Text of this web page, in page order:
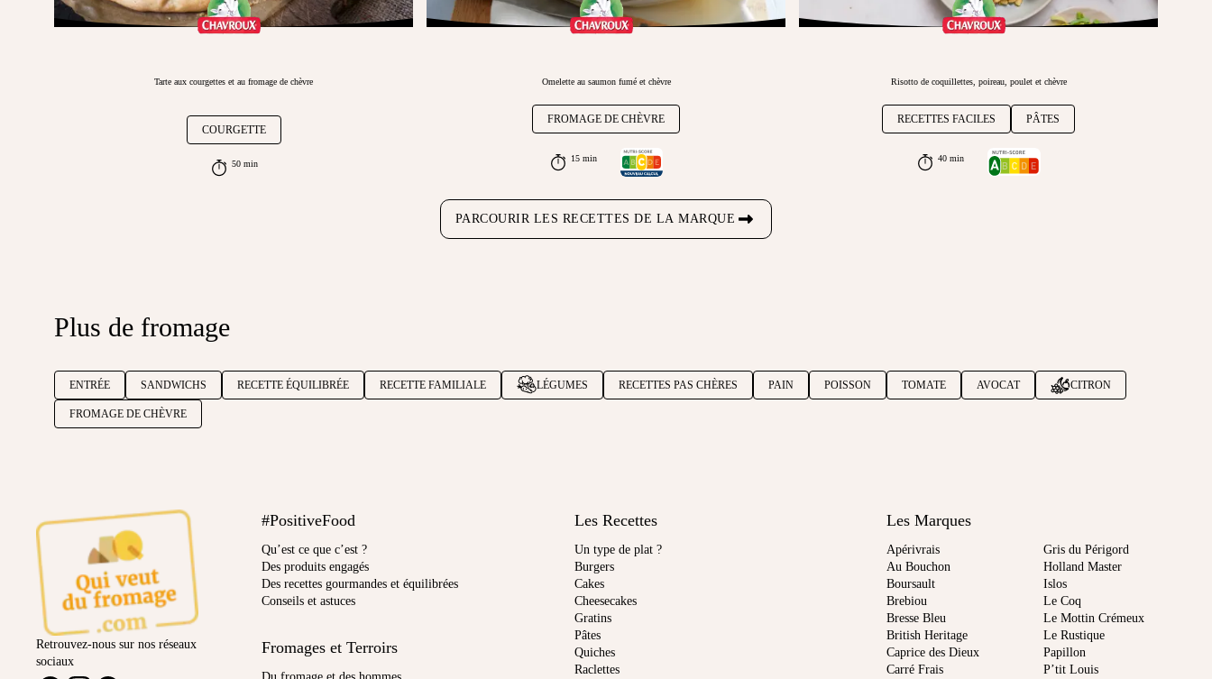
Tarte aux courgettes et au fromage de chèvre
COURGETTE
50 min
Omelette au saumon fumé et chèvre
FROMAGE DE CHÈVRE
15 min
Risotto de coquillettes, poireau, poulet et chèvre
RECETTES FACILES PÂTES
40 min
PARCOURIR LES RECETTES DE LA MARQUE
Plus de fromage
ENTRÉE SANDWICHS RECETTE ÉQUILIBRÉE RECETTE FAMILIALE LÉGUMES RECETTES PAS CHÈRES PAIN POISSON TOMATE AVOCAT CITRON
FROMAGE DE CHÈVRE
Retrouvez-nous sur nos réseaux
sociaux
#PositiveFood
Qu’est ce que c’est ?
Des produits engagés
Des recettes gourmandes et équilibrées
Conseils et astuces
Fromages et Terroirs
Les Recettes
Un type de plat ?
Burgers
Cakes
Cheesecakes
Gratins
Pâtes
Quiches
Raclettes
Les Marques
Apérivrais
Au Bouchon
Boursault
Brebiou
Bresse Bleu
British Heritage
Caprice des Dieux
Carré Frais
Gris du Périgord
Holland Master
Islos
Le Coq
Le Mottin Crémeux
Le Rustique
Papillon
P’tit Louis